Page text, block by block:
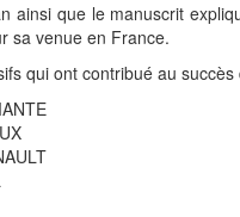
ainsi que le manuscrit
sa venue en France.
qui ont contribué au